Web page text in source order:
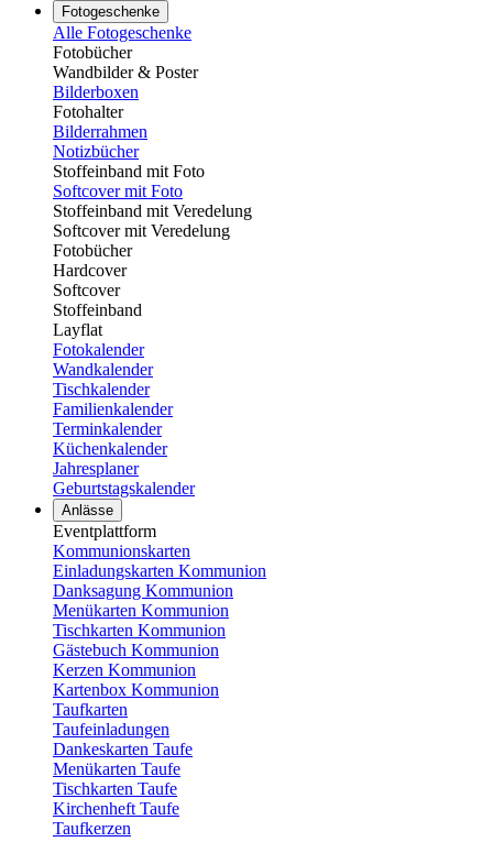
Fotogeschenke
Alle Fotogeschenke
Fotobücher
Wandbilder & Poster
Bilderboxen
Fotohalter
Bilderrahmen
Notizbücher
Stoffeinband mit Foto
Softcover mit Foto
Stoffeinband mit Veredelung
Softcover mit Veredelung
Fotobücher
Hardcover
Softcover
Stoffeinband
Layflat
Fotokalender
Wandkalender
Tischkalender
Familienkalender
Terminkalender
Küchenkalender
Jahresplaner
Geburtstagskalender
Anlässe
Eventplattform
Kommunionskarten
Einladungskarten Kommunion
Danksagung Kommunion
Menükarten Kommunion
Tischkarten Kommunion
Gästebuch Kommunion
Kerzen Kommunion
Kartenbox Kommunion
Taufkarten
Taufeinladungen
Dankeskarten Taufe
Menükarten Taufe
Tischkarten Taufe
Kirchenheft Taufe
Taufkerzen